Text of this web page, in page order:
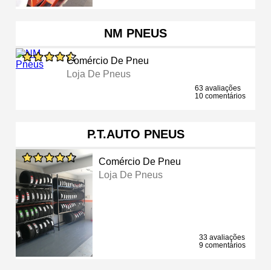
NM PNEUS
Comércio De Pneu
Loja De Pneus
63 avaliações
10 comentários
P.T.AUTO PNEUS
Comércio De Pneu
Loja De Pneus
33 avaliações
9 comentários